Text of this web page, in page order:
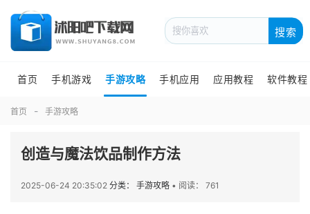
搜索
首页 手机游戏 手游攻略 手机应用 应用教程 软件教程
首页 手游攻略
创造与魔法饮品制作方法
2025-06-24 20:35:02 分类： 手游攻略 • 阅读： 761